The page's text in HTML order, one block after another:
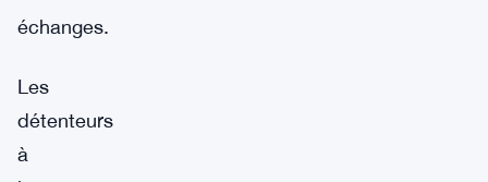
échanges.
Les
détenteurs
à